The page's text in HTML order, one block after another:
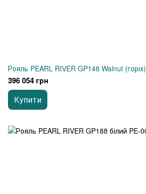
Рояль PEARL RIVER GP148 Walnut (горіх)
396 054 грн
Купити